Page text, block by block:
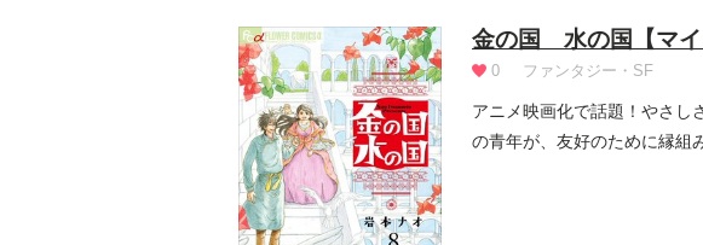
金の国 水の国【マイ
0 ファンタジー・SF
アニメ映画化で話題！やさし
の青年が、友好のために縁組